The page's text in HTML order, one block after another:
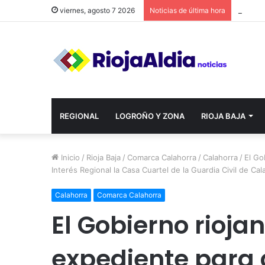
viernes, agosto 7 2026 Noticias de última hora
REGIONAL LOGROÑO Y ZONA RIOJA BAJA
Inicio / Rioja Baja / Comarca Calahorra / Calahorra / El
Interés Regional la Casa Cuartel de la Guardia Civil de
Calahorra Comarca Calahorra
El Gobierno